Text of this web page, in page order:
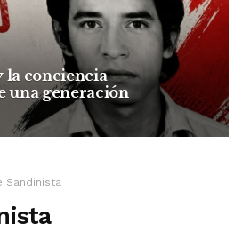
la conciencia
una generación
Sandinista